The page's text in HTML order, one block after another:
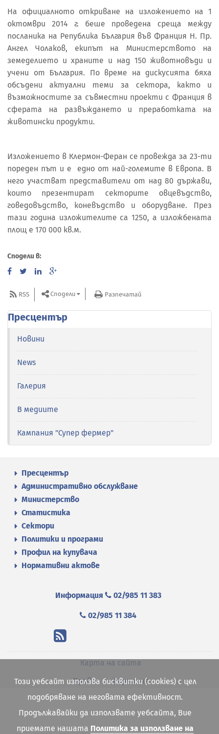
На официалното откриване на изложението на 1
октомври 2014 г. беше проведена среща между
посланика на Република България във Франция Н. Пр.
Ангел Чолаков, екипът на Министерството на
земеделието и храните и над 150 животновъди и
учени от България. По време на дискусията бяха
обсъдени актуални теми за сектора, както и
възможностите за съвместни проекти с Франция в
сферата на развъждането и преработката на
животински продукти.
Изложението в Клермон-Феран се провежда за 23-ти
пореден път и е едно от най-големите в Европа. В
него участват представители от над 80 държави,
които презентират секторите овцевъдство,
говедовъдство, коневъдство и оборудване. През
тази година изложителите са 1250, а изложбената
площ е 170 000 кв.м.
Сподели в:
RSS Сподели Разпечатай
Пресцентър
Новини
News
Галерия
В медиите
Кампания "Супер фермер"
Пресцентър
Административно обслужване
Министерство
Статистика
Сектори
Политики и програми
Профил на купувача
Нормативни актове
Информация 02/985 11 383
02/985 11 384
Карта на сайта
Правна информация
Този уебсайт използва бисквитки (cookies) с цел
подобряване на неговата ефективност.
Продължавайки да използвате уебсайта, Вие
приемате нашата Политика за използване на